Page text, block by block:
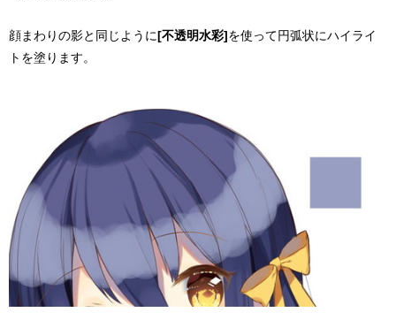
顔まわりの影と同じように[不透明水彩]を使って円弧状にハイライ
トを塗ります。